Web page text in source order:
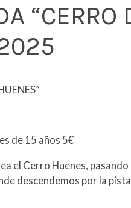
de 15 años 5€
el Cerro Huenes,
descendemos por la